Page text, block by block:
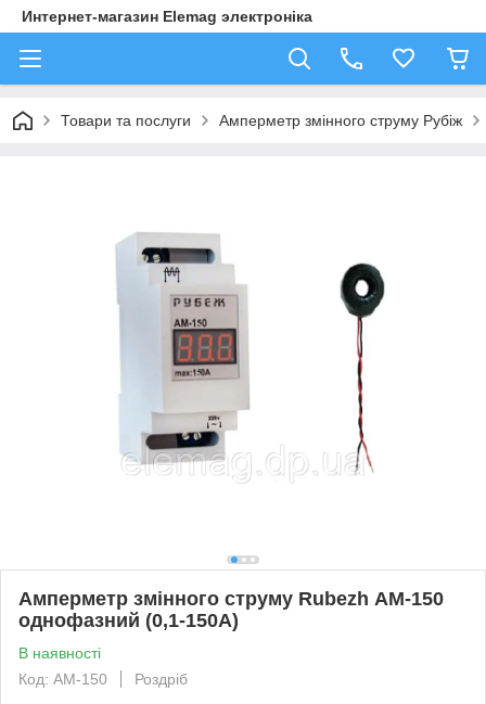
Интернет-магазин Elemag электроніка
Товари та послуги Амперметр змінного струму Рубіж
Амперметр змінного струму Rubezh АМ-150
однофазний (0,1-150А)
В наявності
Код: АМ-150
Роздріб